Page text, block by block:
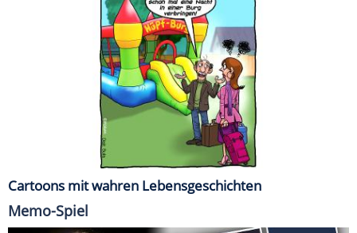
Cartoons mit wahren Lebensgeschichten
Memo-Spiel